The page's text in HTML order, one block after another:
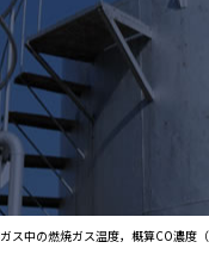
ス中の燃焼ガス温度，概算CO濃度（